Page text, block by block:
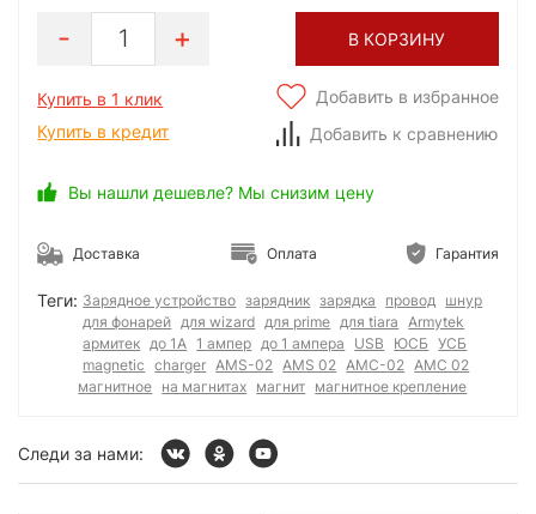
1 В КОРЗИНУ
Купить в 1 клик
Купить в кредит
Добавить в избранное
Добавить к сравнению
Вы нашли дешевле? Мы снизим цену
Доставка Оплата Гарантия
Теги: Зарядное устройство зарядник зарядка провод
шнур
для фонарей для wizard для prime для tiara
Armytek
армитек до 1А 1 ампер до 1 ампера USB ЮСБ УСБ
magnetic
charger AMS-02 AMS 02 АМС-02 АМС 02
магнитное на магнитах магнит магнитное крепление
Следи за нами: